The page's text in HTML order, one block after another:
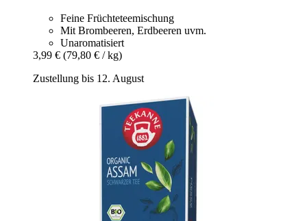
Feine Früchteteemischung
Mit Brombeeren, Erdbeeren uvm.
Unaromatisiert
3,99 € (79,80 € / kg)
Zustellung bis 12. August